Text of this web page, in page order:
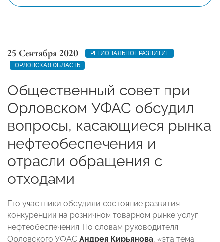
25 Сентября 2020
РЕГИОНАЛЬНОЕ РАЗВИТИЕ
ОРЛОВСКАЯ ОБЛАСТЬ
Общественный совет при
Орловском УФАС обсудил
вопросы, касающиеся рынка
нефтеобеспечения и
отрасли обращения с
отходами
Его участники обсудили состояние развития
конкуренции на розничном товарном рынке услуг
нефтеобеспечения. По словам руководителя
Орловского УФАС Андрея Кирьянова, «эта тема